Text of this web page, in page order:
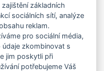
základních
sociálních sítí, analýze
reklam.
pro sociální média,
zkombinovat s
jim poskytli při
potřebujeme Váš